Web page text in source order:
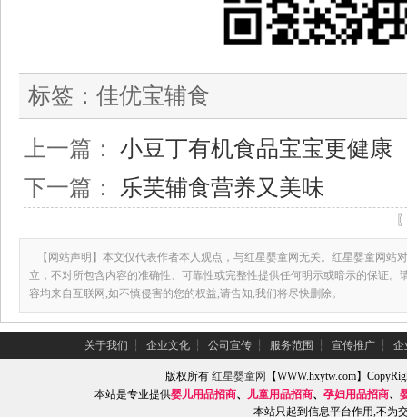
标签： 佳优宝辅食
上一篇： 小豆丁有机食品宝宝更健康
下一篇： 乐芙辅食营养又美味
【网站声明】本文仅代表作者本人观点，与红星婴童网无关。红星婴童网站
立，不对所包含内容的准确性、可靠性或完整性提供任何明示或暗示的保证。
容均来自互联网,如不慎侵害的您的权益,请告知,我们将尽快删除。
关于我们 ┆ 企业文化 ┆ 公司宣传 ┆ 服务范围 ┆ 宣传推广 ┆ 企
版权所有红星婴童网
【WWW.hxytw.com】
本站是专业提供婴儿用品招商、 儿童用品招商、 孕妇用品招商、
本站只起到信息平台作用,不为